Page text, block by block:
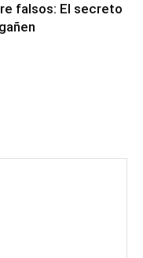
falsos: El secreto